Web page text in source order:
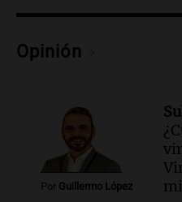
Audio.
Una mañana para
Episodios
Audio.Joan
Messi hubiera
Una mañana para
Opinión
Por Guillermo López